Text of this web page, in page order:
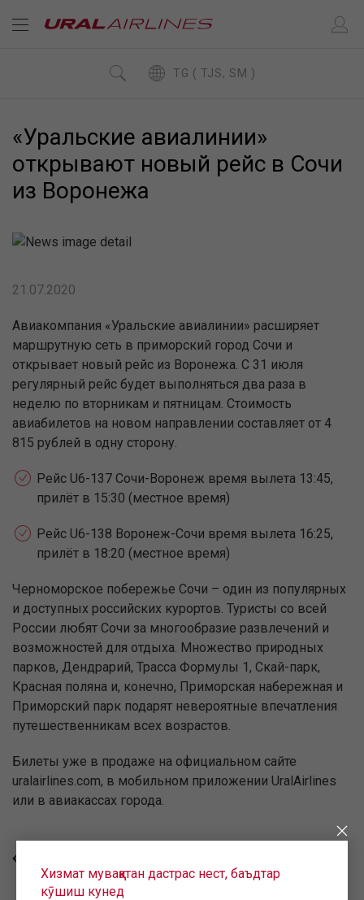
TG ( TJS, SM )
«Уральские авиалинии»
открывают новый рейс в Сочи
из Воронежа
21.07.2020
Авиакомпания «Уральские авиалинии» расширяет
маршрутную сеть в приморский город Сочи и
открывает новый рейс из Воронежа. С 31 июля
регулярный рейс будет выполняться два раза в
неделю по вторникам и пятницам. Стоимость
авиабилетов на новом направлении составляет от 4
815 рублей в одну сторону.
Рейс U6-137 Сочи-Воронеж время вылета 13:45,
прилёт в 15:30 (местное время)
Рейс U6-138 Воронеж-Сочи время вылета 16:25,
прилёт в 18:20 (местное время)
Черноморское побережье Сочи – один из популярных
и доступных российских курортов. Туристы со всей
России любят Сочи за многообразие развлечений и
возможностей для отдыха. Множество природных
парков, Дендрарий, Трасса Формулы 1, Скай-парк,
Красная поляна и, конечно, Приморская набережная и
Приморский парк подарят невероятные впечатления
путешественникам всех возрастов.
Билеты уже в продаже на официальном сайте
uralairlines.com, в мобильном приложении UralAirlines
или в авиакассах города.
Хизмат муваққатан дастрас нест, баъдтар
кӯшиш кунед